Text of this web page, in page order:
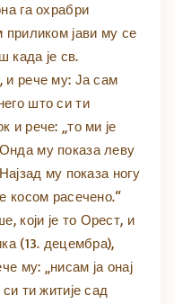
га охрабри
приликом јави му се
када је св.
и рече му: Ја сам
што си ти
и рече: „то ми је
му показа леву
му показа ногу
косом расечено.“
који је то Орест, и
(13. децембра),
му: „нисам ја онај
си ти житије сад